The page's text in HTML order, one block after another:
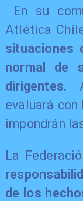
En su
Atlética
situaciones
normal de
dirigentes.
evaluará con
impondrán
La
de los